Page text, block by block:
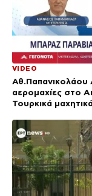
VIDEO
Αθ.Παπανικολάου
αερομαχίες στο
Τουρκικά